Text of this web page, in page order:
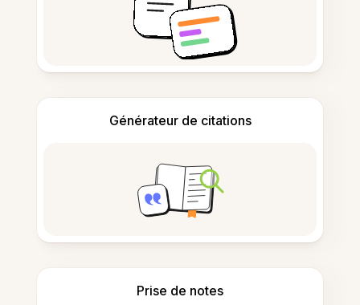
Générateur de citations
Prise de notes